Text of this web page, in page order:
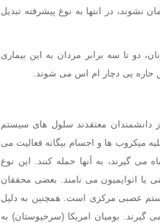
از بیماران با نوع ام اس عودکننده طی 15 سال اگر درمان نشوند، در انتها به نوع پیشرفته تبدیل
20 تا 40 سالگی اتفاق می افتد. زنان، دو تا سه برابر مردان به این بیماری
حاره یی دچار ام اس می شوند.
دانشمندان معتقدند سلول های سیستم
میکروب ها و اجسام بیگانه فعالیت می
می گیرند، به آنها حمله کنند. این نوع
یا اتوایمیون می نامند. بعضی محققان
عصبی مرکزی است. همچنین به دلیل
گیرند. بومیان امریکا (سرخپوستان) به